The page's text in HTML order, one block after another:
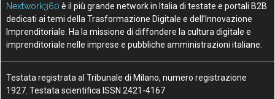
Nextwork360 è il più grande network in Italia di testate e portali B2B
dedicati ai temi della Trasformazione Digitale e dell’Innovazione
Imprenditoriale. Ha la missione di diffondere la cultura digitale e
imprenditoriale nelle imprese e pubbliche amministrazioni italiane.
Testata registrata al Tribunale di Milano, numero registrazione
1927. Testata scientifica ISSN 2421-4167